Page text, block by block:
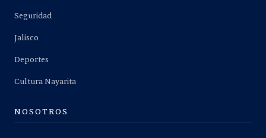
Seguridad
Jalisco
Deportes
Cultura Nayarita
NOSOTROS